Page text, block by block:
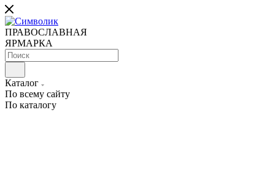
ПРАВОСЛАВНАЯ
ЯРМАРКА
Каталог
По всему сайту
По каталогу